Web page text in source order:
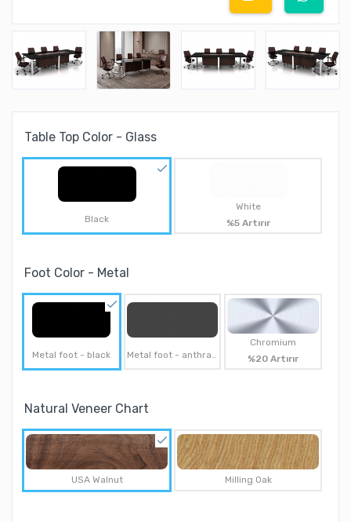
Table Top Color - Glass
Black
White
%5 Artırır
Foot Color - Metal
Metal foot - black Metal foot - anthracite
Chromium
%20 Artırır
Natural Veneer Chart
USA Walnut Milling Oak